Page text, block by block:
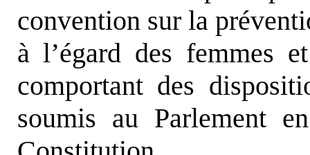
convention sur la
à l’égard des femmes
comportant des
soumis au Parlement